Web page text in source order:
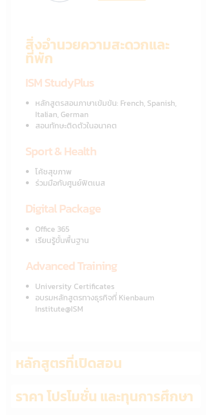
สิ่งอำนวยความสะดวกและ
ที่พัก
ISM StudyPlus
หลักสูตรสอนภาษาเข้มข้น: French, Spanish,
Italian, German
สอนทักษะติดตัวในอนาคต
Sport & Health
โค้ชสุขภาพ
ร่วมมือกับศูนย์ฟิตเนส
Digital Package
Office 365
เรียนรู้ขั้นพื้นฐาน
Advanced Training
University Certificates
อบรมหลักสูตรทางธุรกิจที่ Kienbaum
Institute@ISM
หลักสูตรที่เปิดสอน
ราคา โปรโมชั่น และทุนการศึกษา